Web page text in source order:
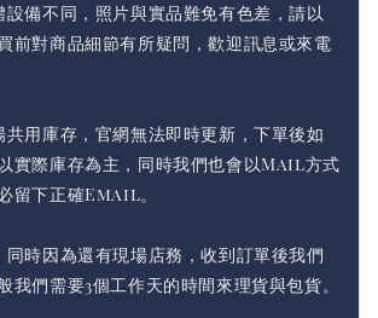
備不同，照片與實品難免有色差，請以
前對商品細節有所疑問，歡迎訊息或來電
用庫存，官網無法即時更新，下單後如
實際庫存為主，同時我們也會以Mail方式
留下正確Email。
時因為還有現場店務，收到訂單後我們
我們需要3個工作天的時間來理貨與包貨。